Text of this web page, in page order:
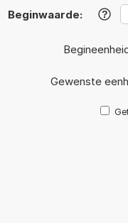
Beginwaarde: ?
Gewenste